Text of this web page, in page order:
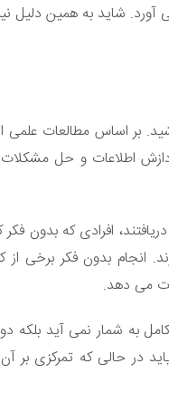
آورد. شاید به همین دلیل
بر اساس مطالعات علمی
اطلاعات و حل
افرادی که بدون فکر
می آورند. انجام بدون فکر برخی
می دهد.
به شمار نمی آید بلکه
در حالی که تمرکزی بر